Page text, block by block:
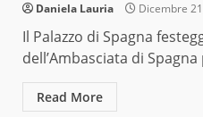
Daniela Lauria Dicembre
Il Palazzo di Spagna
dell’Ambasciata di
Read More